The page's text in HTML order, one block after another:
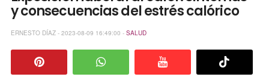
y consecuencias del estrés calórico
ERNESTO DÍAZ - 2023-08-09 16:49:00 - SALUD